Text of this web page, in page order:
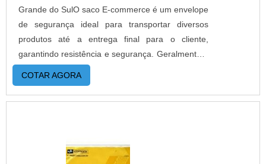
Grande do SulO saco E-commerce é um envelope
de segurança ideal para transportar diversos
produtos até a entrega final para o cliente,
garantindo resistência e segurança. Geralmente é
fabricado branco por fora e escuro por dentro, de
forma que o produto não fique visível e com fita
lacre inviolável dando total segurança durante
comprados pela internet precisam ser enviados
com o máximo de segurança. Por isso, confira
COTAR AGORA